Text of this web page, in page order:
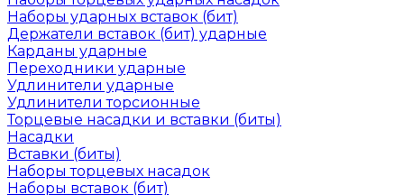
Наборы ударных вставок (бит)
Держатели вставок (бит) ударные
Карданы ударные
Переходники ударные
Удлинители ударные
Удлинители торсионные
Торцевые насадки и вставки (биты)
Насадки
Вставки (биты)
Наборы торцевых насадок
Наборы вставок (бит)